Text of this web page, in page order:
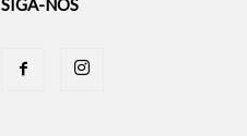
SIGA-NOS